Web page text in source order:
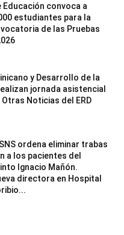
convoca a
estudiantes para la
de las Pruebas
y Desarrollo de la
jornada asistencial
Otras Noticias del ERD
ordena eliminar trabas
a los pacientes del
Ignacio Mañón.
directora en Hospital